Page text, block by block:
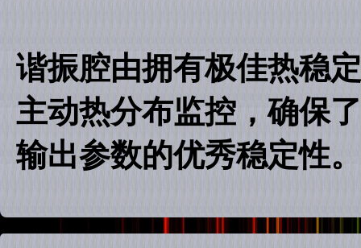
谐振腔由拥有极佳热稳
主动热分布监控，确保
输出参数的优秀稳定性。